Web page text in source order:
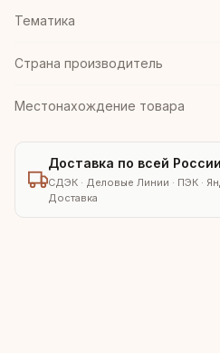
Тематика
Страна производитель
Местонахождение товара
Доставка по всей России
СДЭК · Деловые Линии · ПЭК ·
Доставка